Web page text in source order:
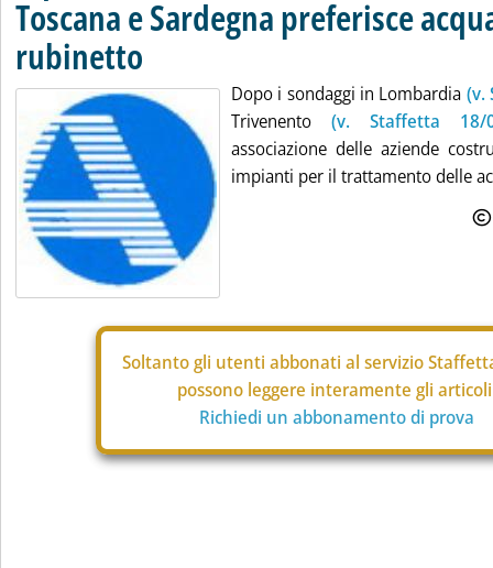
Toscana e Sardegna preferisce
rubinetto
Dopo i sondaggi in Lombardia (v.
Trivenento (v. Staffetta 18/
associazione delle aziende
impianti per il trattamento delle
Soltanto gli utenti abbonati al servizio
possono leggere interamente gli
Richiedi un abbonamento di prova